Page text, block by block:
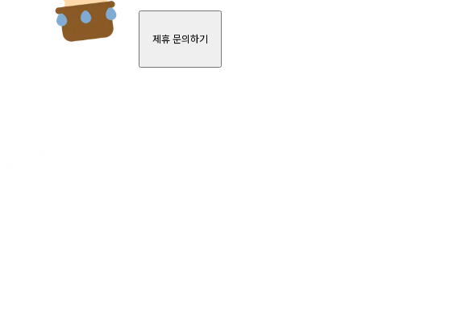
제휴 문의하기